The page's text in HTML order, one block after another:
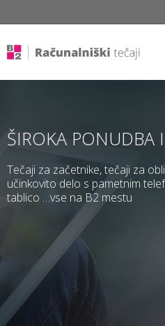
ŠIROKA PONUDBA
Tečaji za začetnike, tečaji za
učinkovito delo s pametnim
tablico …vse na B2 mestu